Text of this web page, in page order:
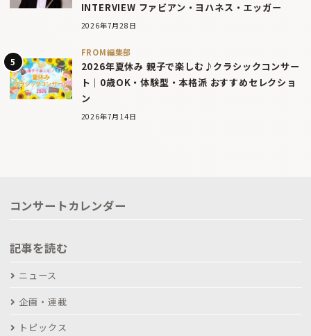
INTERVIEW ファビアン・ヨハネス・エッガー
2026年7月28日
FROM編集部
2026年夏休み 親子で楽しむ♪クラシックコンサー
ト｜0歳OK・体験型・本格派 おすすめセレクショ
ン
2026年7月14日
コンサートカレンダー
記事を読む
ニュース
企画・連載
トピックス